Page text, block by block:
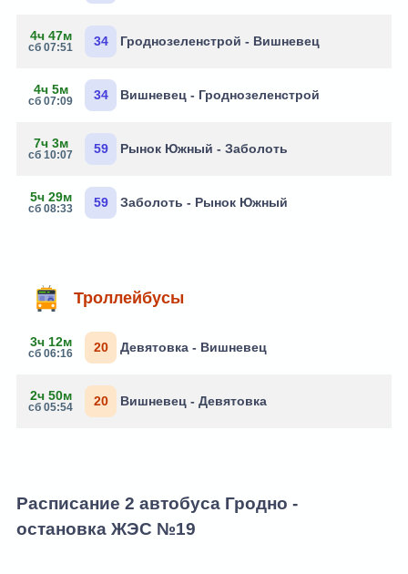
4ч 47м
сб 07:51 34 Гроднозеленстрой - Вишневец
4ч 5м
сб 07:09 34 Вишневец - Гроднозеленстрой
7ч 3м
сб 10:07 59 Рынок Южный - Заболоть
5ч 29м
сб 08:33 59 Заболоть - Рынок Южный
Троллейбусы
3ч 12м
сб 06:16 20 Девятовка - Вишневец
2ч 50м
сб 05:54 20 Вишневец - Девятовка
Расписание 2 автобуса Гродно -
остановка ЖЭС №19